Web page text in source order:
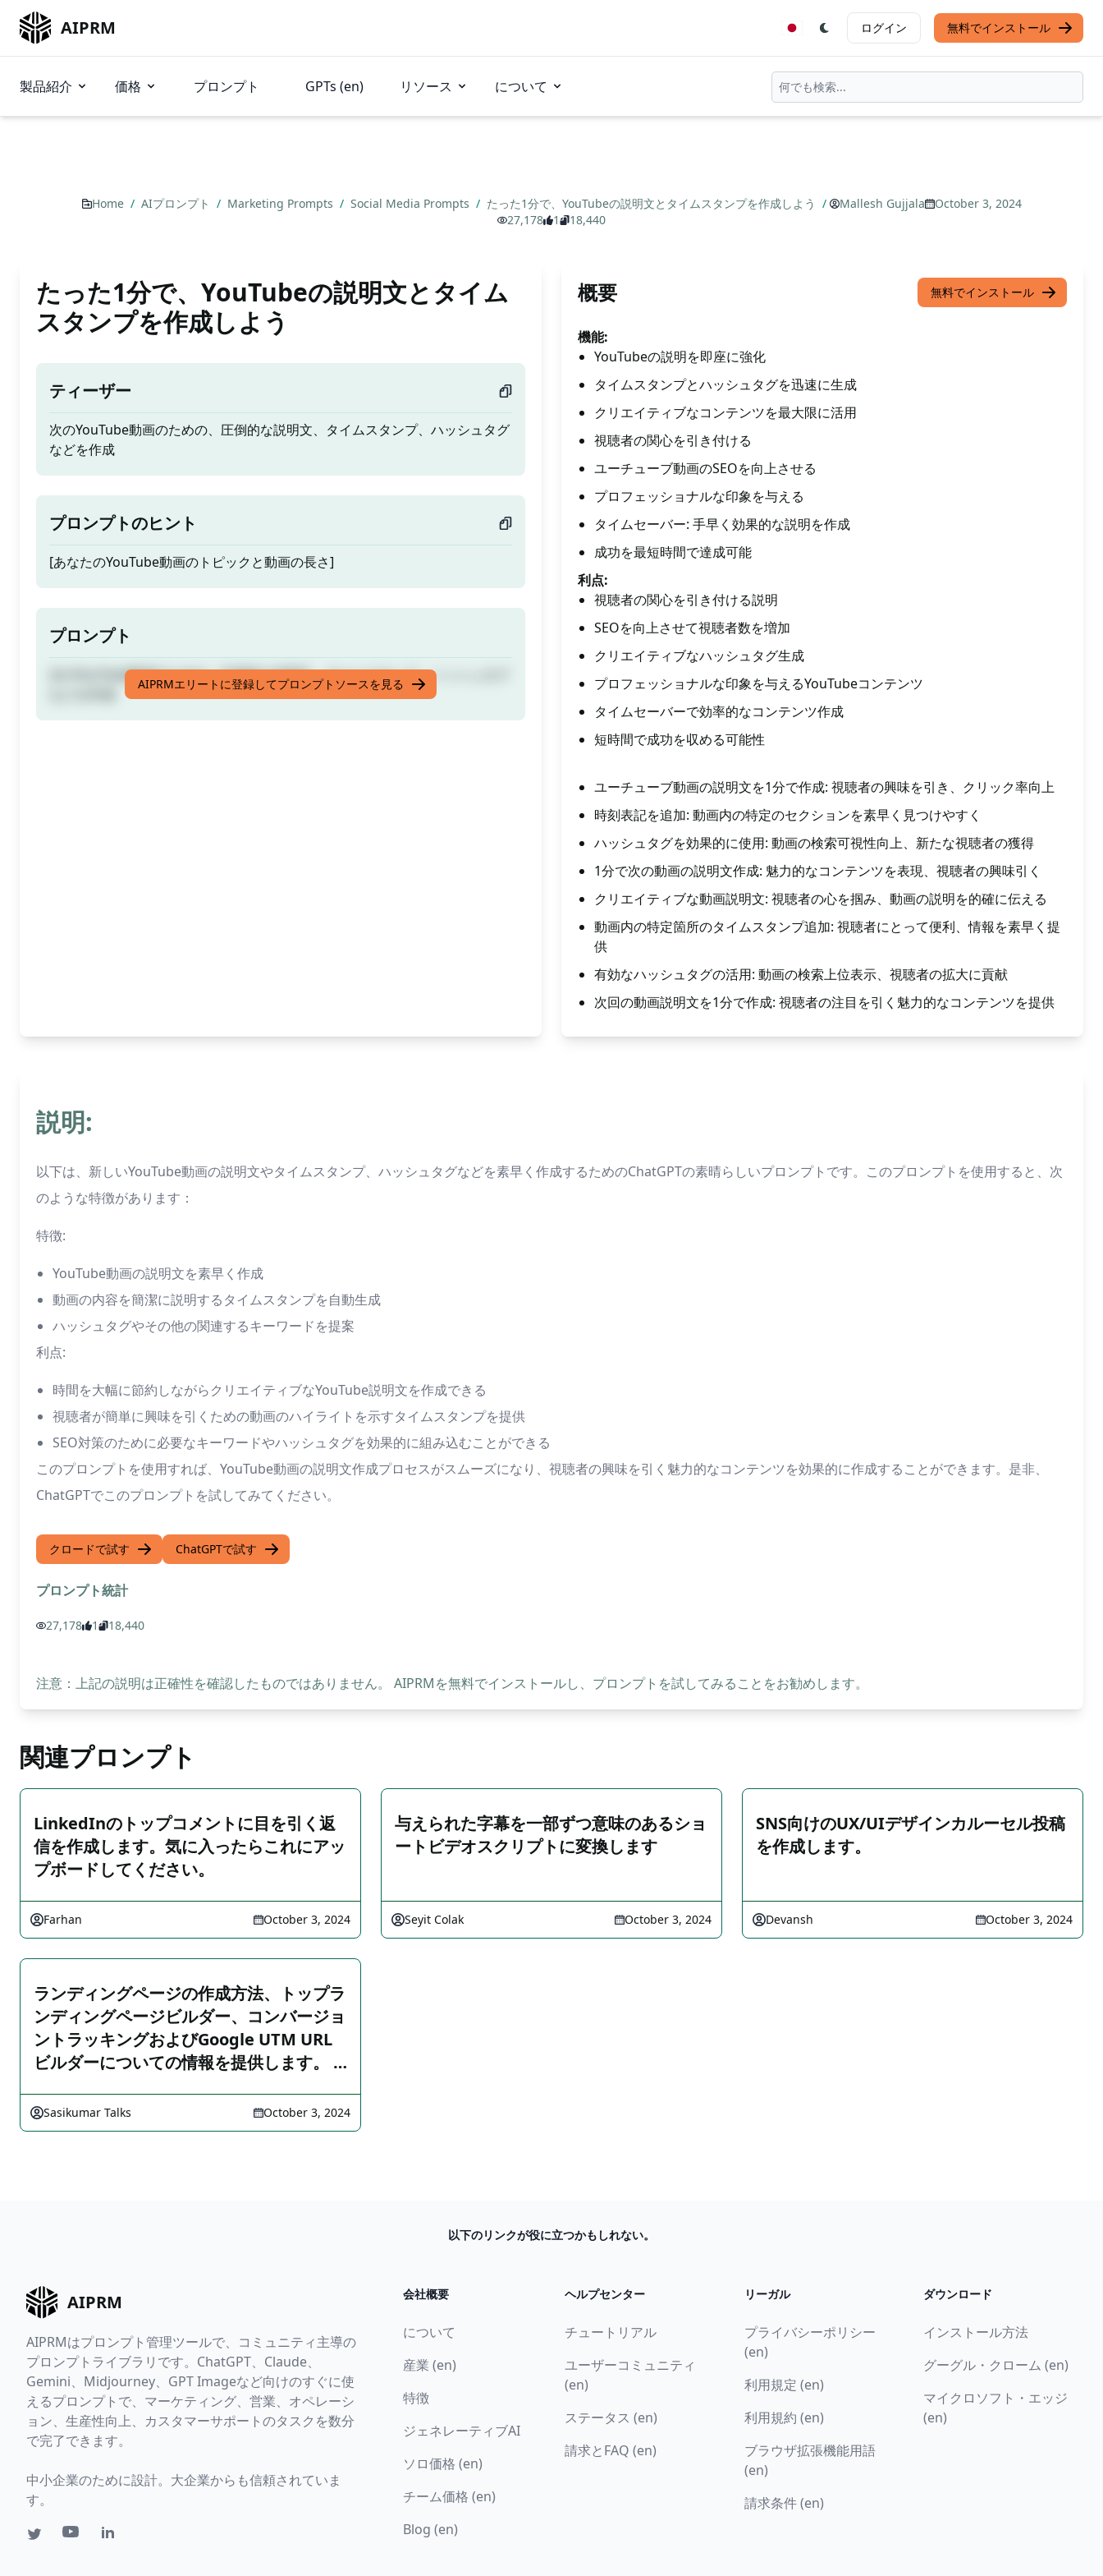
AIPRM ログイン 無料でインストール
製品紹介 価格 プロンプト GPTs (en) リソース について
Home / AIプロンプト / Marketing Prompts / Social Media Prompts / たった1分で、YouTubeの説明文とタイムスタンプを作成しよう / Mallesh Gujjala
October 3, 2024
27,178
1 18,440
たった1分で、YouTubeの説明文とタイム
スタンプを作成しよう
ティーザー
次のYouTube動画のための、圧倒的な説明文、タイムスタンプ、ハッシュタグ
などを作成
プロンプトのヒント
[あなたのYouTube動画のトピックと動画の長さ]
プロンプト
次のYouTube動画のための、圧倒的な説明文、タイムスタンプ、ハッシュタグ
AIPRMエリートに登録してプロンプトソースを見る
概要 無料でインストール
機能:
YouTubeの説明を即座に強化
タイムスタンプとハッシュタグを迅速に生成
クリエイティブなコンテンツを最大限に活用
視聴者の関心を引き付ける
ユーチューブ動画のSEOを向上させる
プロフェッショナルな印象を与える
タイムセーバー: 手早く効果的な説明を作成
成功を最短時間で達成可能
利点:
視聴者の関心を引き付ける説明
SEOを向上させて視聴者数を増加
クリエイティブなハッシュタグ生成
プロフェッショナルな印象を与えるYouTubeコンテンツ
タイムセーバーで効率的なコンテンツ作成
短時間で成功を収める可能性
ユーチューブ動画の説明文を1分で作成: 視聴者の興味を引き、クリック率向上
時刻表記を追加: 動画内の特定のセクションを素早く見つけやすく
ハッシュタグを効果的に使用: 動画の検索可視性向上、新たな視聴者の獲得
1分で次の動画の説明文作成: 魅力的なコンテンツを表現、視聴者の興味引く
クリエイティブな動画説明文: 視聴者の心を掴み、動画の説明を的確に伝える
動画内の特定箇所のタイムスタンプ追加: 視聴者にとって便利、情報を素早く提
供
有効なハッシュタグの活用: 動画の検索上位表示、視聴者の拡大に貢献
次回の動画説明文を1分で作成: 視聴者の注目を引く魅力的なコンテンツを提供
説明:
以下は、新しいYouTube動画の説明文やタイムスタンプ、ハッシュタグなどを素早く作成するためのChatGPTの素晴らしいプロンプトです。このプロンプトを使用すると、次
のような特徴があります：
特徴:
YouTube動画の説明文を素早く作成
動画の内容を簡潔に説明するタイムスタンプを自動生成
ハッシュタグやその他の関連するキーワードを提案
利点:
時間を大幅に節約しながらクリエイティブなYouTube説明文を作成できる
視聴者が簡単に興味を引くための動画のハイライトを示すタイムスタンプを提供
SEO対策のために必要なキーワードやハッシュタグを効果的に組み込むことができる
このプロンプトを使用すれば、YouTube動画の説明文作成プロセスがスムーズになり、視聴者の興味を引く魅力的なコンテンツを効果的に作成することができます。是非、
ChatGPTでこのプロンプトを試してみてください。
クロードで試す ChatGPTで試す
プロンプト統計
27,178 1 18,440
注意：上記の説明は正確性を確認したものではありません。 AIPRMを無料でインストールし、プロンプトを試してみることをお勧めします。
関連プロンプト
LinkedInのトップコメントに目を引く返
信を作成します。気に入ったらこれにアッ
プボードしてください。
Farhan October 3, 2024
与えられた字幕を一部ずつ意味のあるショ
ートビデオスクリプトに変換します
Seyit Colak October 3, 2024
SNS向けのUX/UIデザインカルーセル投稿
を作成します。
Devansh October 3, 2024
ランディングページの作成方法、トップラ
ンディングページビルダー、コンバージョ
ントラッキングおよびGoogle UTM URL
ビルダーについての情報を提供します。 …
Sasikumar Talks October 3, 2024
以下のリンクが役に立つかもしれない。
AIPRM
AIPRMはプロンプト管理ツールで、コミュニティ主導の
プロンプトライブラリです。ChatGPT、Claude、
Gemini、Midjourney、GPT Imageなど向けのすぐに使
えるプロンプトで、マーケティング、営業、オペレーシ
ョン、生産性向上、カスタマーサポートのタスクを数分
で完了できます。
中小企業のために設計。大企業からも信頼されていま
す。
会社概要
について
産業 (en)
特徴
ジェネレーティブAI
ソロ価格 (en)
チーム価格 (en)
Blog (en)
ヘルプセンター
チュートリアル
ユーザーコミュニティ
(en)
ステータス (en)
請求とFAQ (en)
リーガル
プライバシーポリシー
(en)
利用規定 (en)
利用規約 (en)
ブラウザ拡張機能用語
(en)
請求条件 (en)
ダウンロード
インストール方法
グーグル・クローム (en)
マイクロソフト・エッジ
(en)